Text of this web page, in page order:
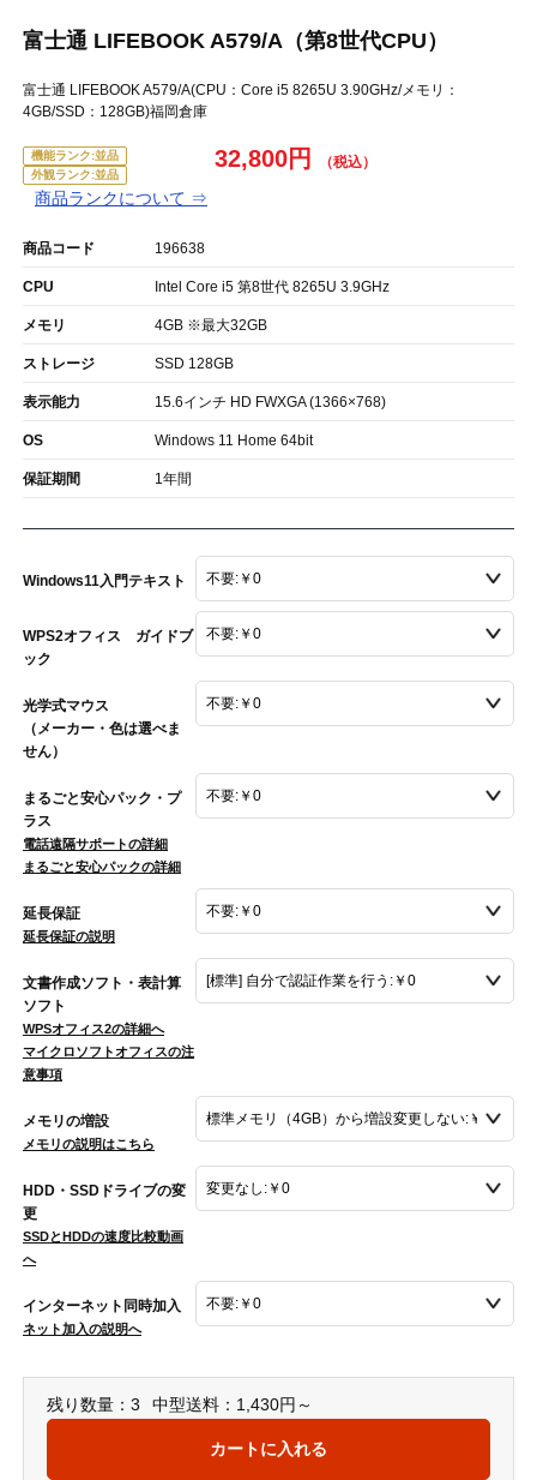
富士通 LIFEBOOK A579/A（第8世代CPU）
富士通 LIFEBOOK A579/A(CPU：Core i5 8265U 3.90GHz/メモリ：
4GB/SSD：128GB)福岡倉庫
機能ランク:並品
外観ランク:並品
商品ランクについて ⇒
32,800円
商品コード 196638
CPU Intel Core i5 第8世代 8265U 3.9GHz
メモリ 4GB ※最大32GB
ストレージ SSD 128GB
表示能力 15.6インチ HD FWXGA (1366×768)
OS Windows 11 Home 64bit
保証期間 1年間
Windows11入門テキスト
WPS2オフィス ガイドブ
ック
光学式マウス
（メーカー・色は選べま
せん）
まるごと安心パック・プ
ラス
電話遠隔サポートの詳細
まるごと安心パックの詳細
延長保証
延長保証の説明
文書作成ソフト・表計算
ソフト
WPSオフィス2の詳細へ
マイクロソフトオフィスの注
意事項
メモリの増設
メモリの説明はこちら
HDD・SSDドライブの変
更
SSDとHDDの速度比較動画
へ
インターネット同時加入
ネット加入の説明へ
残り数量：3 中型送料：1,430円～